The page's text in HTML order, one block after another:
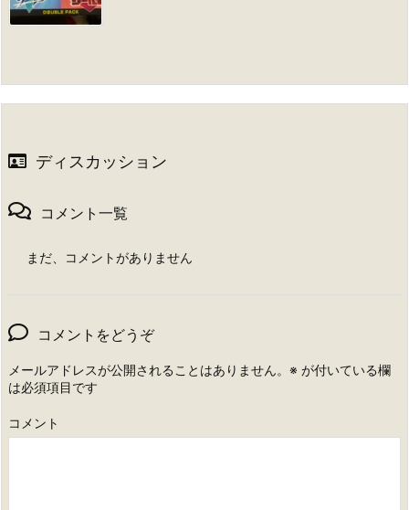
ディスカッション
コメント一覧
まだ、コメントがありません
コメントをどうぞ
メールアドレスが公開されることはありません。 ※ が付いている欄
は必須項目です
コメント